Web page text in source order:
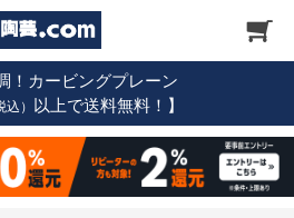
！カービングプレーン
） 以上で送料無料！】